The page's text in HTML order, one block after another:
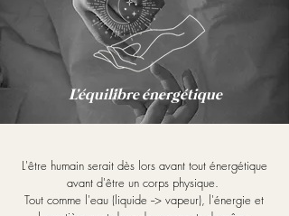
L'équilibre énergétique
L'être humain serait dès lors avant tout énergétique
avant d'être un corps physique.
Tout comme l'eau (liquide --> vapeur), l'énergie et